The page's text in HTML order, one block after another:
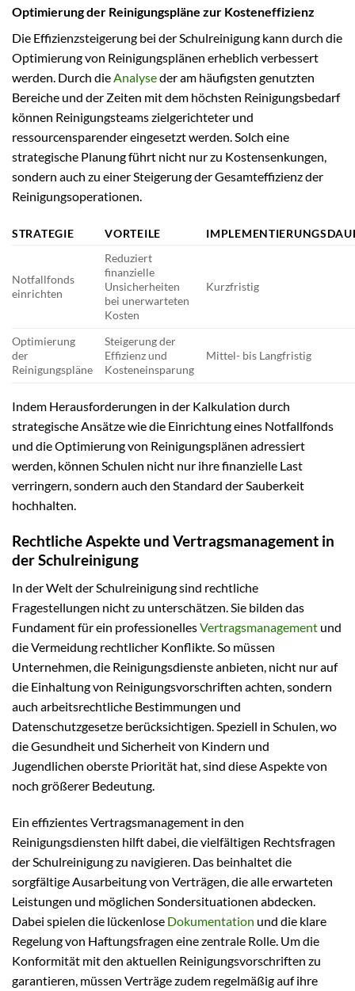
Optimierung der Reinigungspläne zur Kosteneffizienz
Die Effizienzsteigerung bei der Schulreinigung kann durch die
Optimierung von Reinigungsplänen erheblich verbessert
werden. Durch die Analyseder am häufigsten genutzten
Bereiche und der Zeiten mit dem höchsten Reinigungsbedarf
können Reinigungsteams zielgerichteter und
ressourcensparender eingesetzt werden. Solch eine
strategische Planung führt nicht nur zu Kostensenkungen,
sondern auch zu einer Steigerung der Gesamteffizienz der
Reinigungsoperationen.
STRATEGIE VORTEILE
Notfallfonds
einrichten
Reduziert
finanzielle
Unsicherheiten
bei unerwarteten
Kosten
Kurzfristig
Optimierung
der
Reinigungspläne
Steigerung der
Effizienz und
Kosteneinsparung
Mittel- bis Langfristig
Indem Herausforderungen in der Kalkulation durch
strategische Ansätze wie die Einrichtung eines Notfallfonds
und die Optimierung von Reinigungsplänen adressiert
werden, können Schulen nicht nur ihre finanzielle Last
verringern, sondern auch den Standard der Sauberkeit
hochhalten.
Rechtliche Aspekte und Vertragsmanagement in
der Schulreinigung
In der Welt der Schulreinigung sind rechtliche
Fragestellungen nicht zu unterschätzen. Sie bilden das
Fundament für ein professionellesVertragsmanagement und
die Vermeidung rechtlicher Konflikte. So müssen
Unternehmen, die Reinigungsdienste anbieten, nicht nur auf
die Einhaltung von Reinigungsvorschriften achten, sondern
auch arbeitsrechtliche Bestimmungen und
Datenschutzgesetze berücksichtigen. Speziell in Schulen, wo
die Gesundheit und Sicherheit von Kindern und
Jugendlichen oberste Priorität hat, sind diese Aspekte von
noch größerer Bedeutung.
Ein effizientes Vertragsmanagement in den
Reinigungsdiensten hilft dabei, die vielfältigen Rechtsfragen
der Schulreinigung zu navigieren. Das beinhaltet die
sorgfältige Ausarbeitung von Verträgen, die alle erwarteten
Leistungen und möglichen Sondersituationen abdecken.
Dabei spielen die lückenlose Dokumentation und die klare
Regelung von Haftungsfragen eine zentrale Rolle. Um die
Konformität mit den aktuellen Reinigungsvorschriften zu
garantieren, müssen Verträge zudem regelmäßig auf ihre